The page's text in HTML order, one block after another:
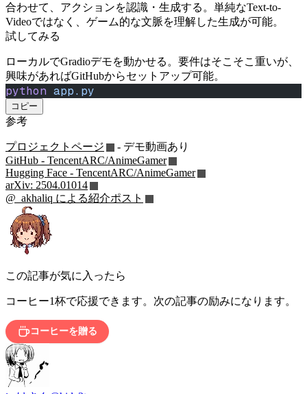
合わせて、アクションを認識・生成する。単純なText-to-
Videoではなく、ゲーム的な文脈を理解した生成が可能。
試してみる
ローカルでGradioデモを動かせる。要件はそこそこ重いが、
興味があればGitHubからセットアップ可能。
python app.py
コピー
参考
プロジェクトページ
- デモ動画あり
GitHub - TencentARC/AnimeGamer
Hugging Face - TencentARC/AnimeGamer
arXiv: 2504.01014
@_akhaliq による紹介ポスト
この記事が気に入ったら
コーヒー1杯で応援できます。次の記事の励みになります。
コーヒーを贈る